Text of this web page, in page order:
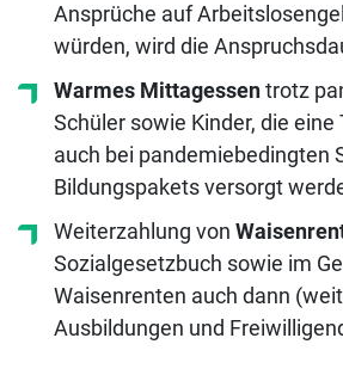
Ansprüche auf
würden, wird die
Warmes Mittagessentrotz
Schüler sowie Kinder, die
auch bei pandemiebedingten
Bildungspakets versorgt
Weiterzahlung von
Sozialgesetzbuch sowie im
Waisenrenten auch dann
Ausbildungen und